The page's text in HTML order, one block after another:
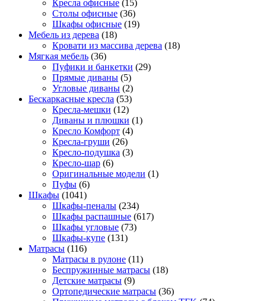
Кресла офисные (15)
Столы офисные (36)
Шкафы офисные (19)
Мебель из дерева (18)
Кровати из массива дерева (18)
Мягкая мебель (36)
Пуфики и банкетки (29)
Прямые диваны (5)
Угловые диваны (2)
Бескаркасные кресла (53)
Кресла-мешки (12)
Диваны и плюшки (1)
Кресло Комфорт (4)
Кресла-груши (26)
Кресло-подушка (3)
Кресло-шар (6)
Оригинальные модели (1)
Пуфы (6)
Шкафы (1041)
Шкафы-пеналы (234)
Шкафы распашные (617)
Шкафы угловые (73)
Шкафы-купе (131)
Матрасы (116)
Матрасы в рулоне (11)
Беспружинные матрасы (18)
Детские матрасы (9)
Ортопедические матрасы (36)